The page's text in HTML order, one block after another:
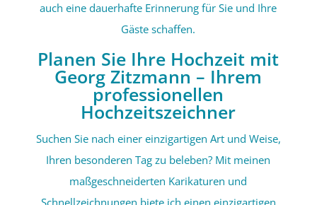
auch eine dauerhafte Erinnerung für Sie und Ihre
Gäste schaffen.
Planen Sie Ihre Hochzeit mit
Georg Zitzmann – Ihrem
professionellen
Hochzeitszeichner
Suchen Sie nach einer einzigartigen Art und Weise,
Ihren besonderen Tag zu beleben? Mit meinen
maßgeschneiderten Karikaturen und